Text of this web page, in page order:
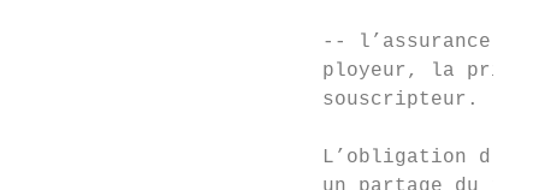
-- l’assurance
ployeur, la
souscripteur.
L’obligation